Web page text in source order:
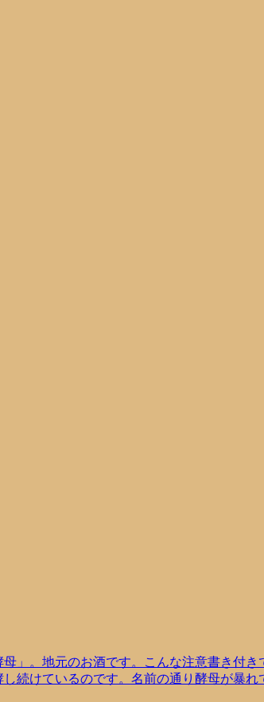
」。地元のお酒です。こんな注意書き付き
続けているのです。名前の通り酵母が暴れ